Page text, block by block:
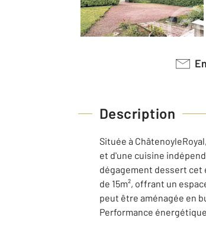
Description
Située à
et d'une cuisine
dégagement dessert cet
de 15m², offrant un
peut être aménagée en
Performance